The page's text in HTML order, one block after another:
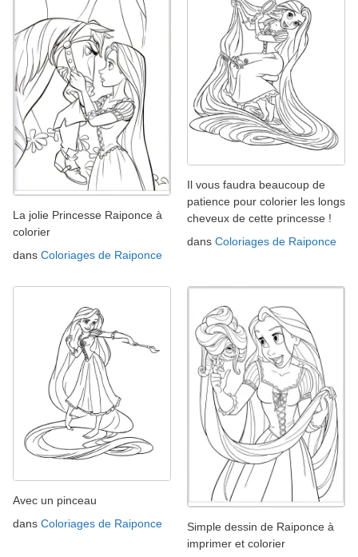
La jolie Princesse Raiponce à
colorier
dans Coloriages de Raiponce
Il vous faudra beaucoup de
patience pour colorier les longs
cheveux de cette princesse !
dans Coloriages de Raiponce
Avec un pinceau
dans Coloriages de Raiponce
Simple dessin de Raiponce à
imprimer et colorier